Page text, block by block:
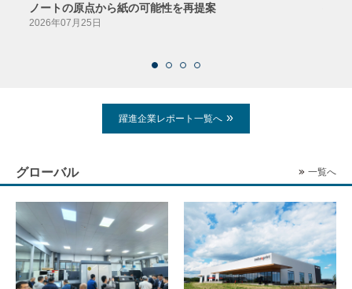
ノートの原点から紙の可能性を再提案
2026年07月25日
躍進企業レポート一覧へ
グローバル 一覧へ